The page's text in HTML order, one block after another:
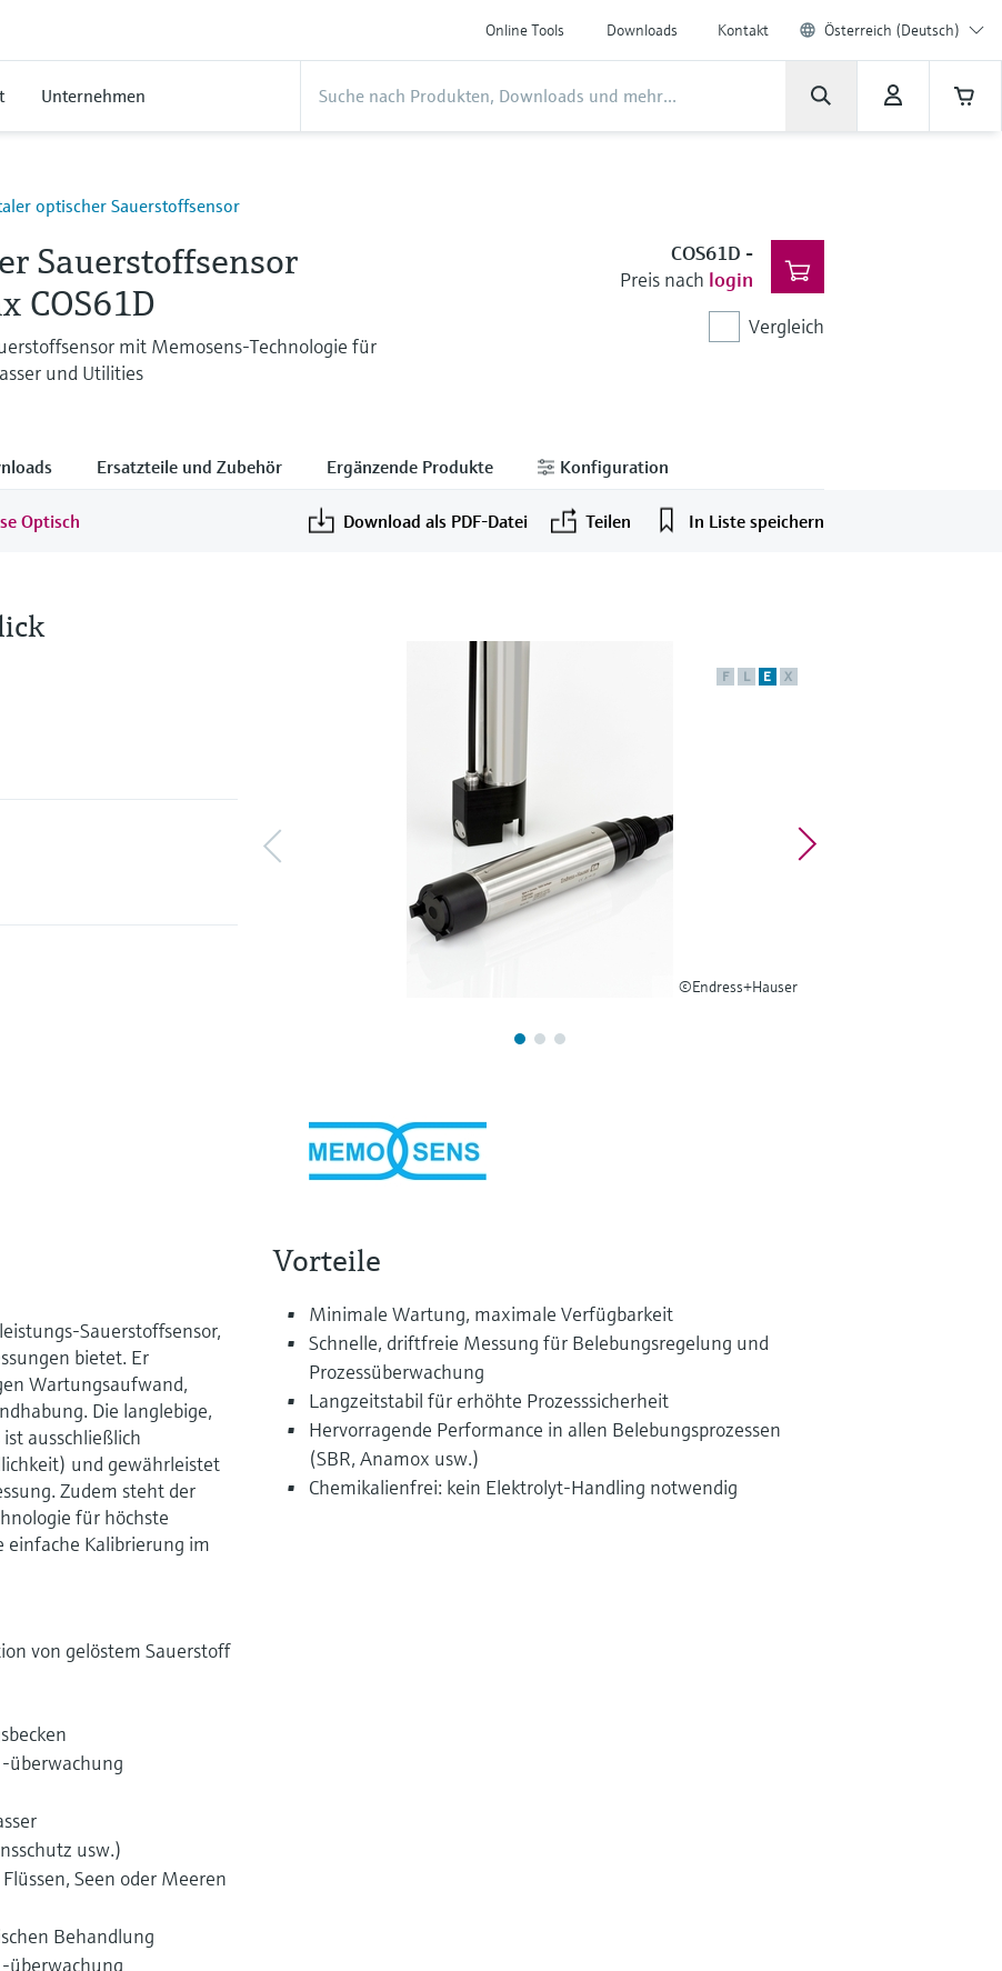
Online Tools Downloads Kontakt Österreich (Deutsch)
Unternehmen
optischer Sauerstoffsensor
Sauerstoffsensor
COS61D
mit Memosens-Technologie für
und Utilities
COS61D -
Preis nach login
Vergleich
Ersatzteile und Zubehör Ergänzende Produkte Konfiguration
Optisch Download als PDF-Datei Teilen In Liste speichern
F L E X
©Endress+Hauser
Sauerstoffsensor,
bietet. Er
Wartungsaufwand,
Die langlebige,
ausschließlich
und gewährleistet
Zudem steht der
für höchste
einfache Kalibrierung im
von gelöstem Sauerstoff
überwachung
usw.)
Seen oder Meeren
Behandlung
überwachung
Vorteile
Minimale Wartung, maximale Verfügbarkeit
Schnelle, driftfreie Messung für Belebungsregelung und
Prozessüberwachung
Langzeitstabil für erhöhte Prozesssicherheit
Hervorragende Performance in allen Belebungsprozessen
(SBR, Anamox usw.)
Chemikalienfrei: kein Elektrolyt-Handling notwendig